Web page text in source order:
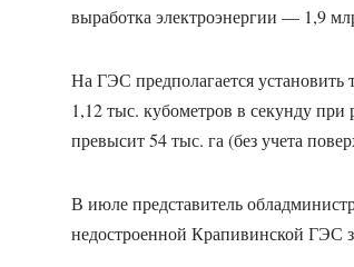
выработка электроэнергии — 1,9
На ГЭС предполагается установить
1,12 тыс. кубометров в секунду при
превысит 54 тыс. га (без учета
В июле представитель
недостроенной Крапивинской ГЭС